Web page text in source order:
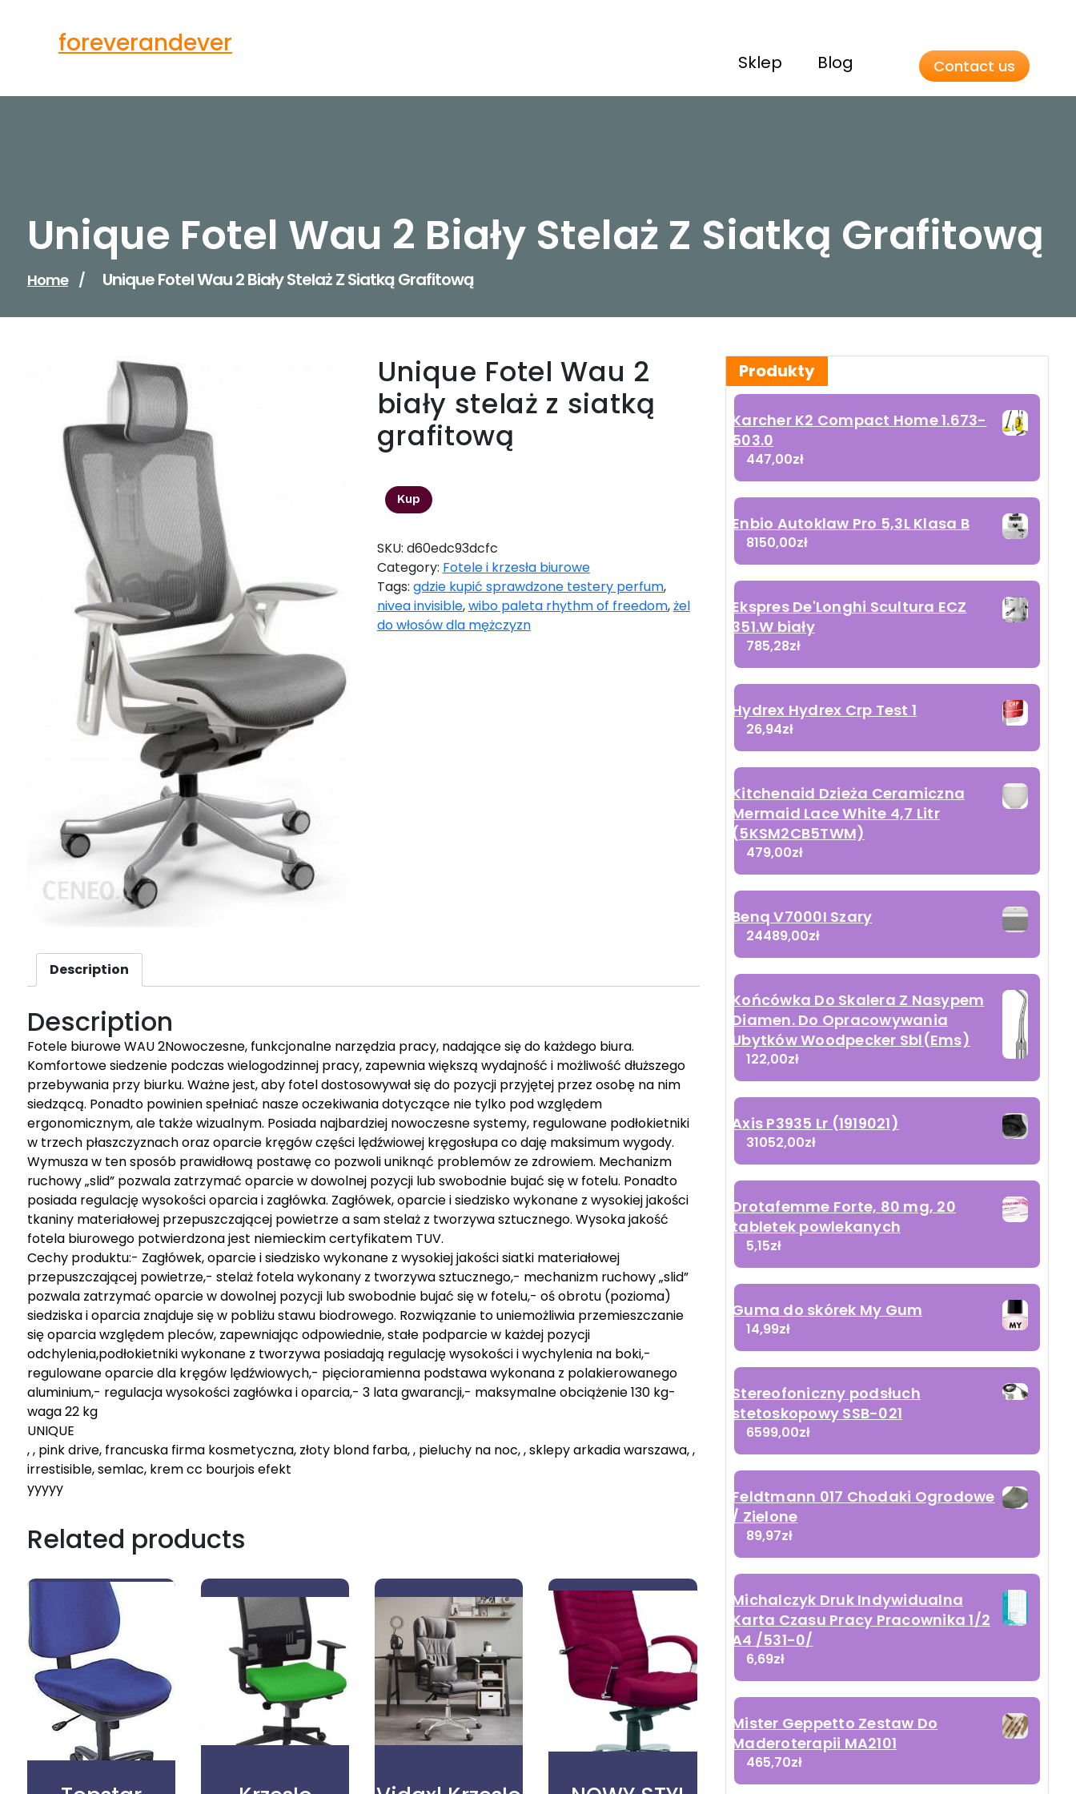
foreverandever
Sklep Blog Contact us
Unique Fotel Wau 2 Biały Stelaż Z Siatką Grafitową
Home / Unique Fotel Wau 2 Biały Stelaż Z Siatką Grafitową
Unique Fotel Wau 2
biały stelaż z siatką
grafitową
Kup
SKU: d60edc93dcfc
Category: Fotele i krzesła biurowe
Tags: gdzie kupić sprawdzone testery perfum,
nivea invisible,wibo paleta rhythm of freedom,żel
do włosów dla mężczyzn
Description
Description
Fotele biurowe WAU 2Nowoczesne, funkcjonalne narzędzia pracy, nadające się do każdego biura.
Komfortowe siedzenie podczas wielogodzinnej pracy, zapewnia większą wydajność i możliwość dłuższego
przebywania przy biurku. Ważne jest, aby fotel dostosowywał się do pozycji przyjętej przez osobę na nim
siedzącą. Ponadto powinien spełniać nasze oczekiwania dotyczące nie tylko pod względem
ergonomicznym, ale także wizualnym. Posiada najbardziej nowoczesne systemy, regulowane podłokietniki
w trzech płaszczyznach oraz oparcie kręgów części lędźwiowej kręgosłupa co daję maksimum wygody.
Wymusza w ten sposób prawidłową postawę co pozwoli uniknąć problemów ze zdrowiem. Mechanizm
ruchowy „slid” pozwala zatrzymać oparcie w dowolnej pozycji lub swobodnie bujać się w fotelu. Ponadto
posiada regulację wysokości oparcia i zagłówka. Zagłówek, oparcie i siedzisko wykonane z wysokiej jakości
tkaniny materiałowej przepuszczającej powietrze a sam stelaż z tworzywa sztucznego. Wysoka jakość
fotela biurowego potwierdzona jest niemieckim certyfikatem TUV.
Cechy produktu:- Zagłówek, oparcie i siedzisko wykonane z wysokiej jakości siatki materiałowej
przepuszczającej powietrze,- stelaż fotela wykonany z tworzywa sztucznego,- mechanizm ruchowy „slid”
pozwala zatrzymać oparcie w dowolnej pozycji lub swobodnie bujać się w fotelu,- oś obrotu (pozioma)
siedziska i oparcia znajduje się w pobliżu stawu biodrowego. Rozwiązanie to uniemożliwia przemieszczanie
się oparcia względem pleców, zapewniając odpowiednie, stałe podparcie w każdej pozycji
odchylenia,podłokietniki wykonane z tworzywa posiadają regulację wysokości i wychylenia na boki,-
regulowane oparcie dla kręgów lędźwiowych,- pięcioramienna podstawa wykonana z polakierowanego
aluminium,- regulacja wysokości zagłówka i oparcia,- 3 lata gwarancji,- maksymalne obciążenie 130 kg-
waga 22 kg
UNIQUE
, , pink drive, francuska firma kosmetyczna, złoty blond farba, , pieluchy na noc, , sklepy arkadia warszawa, ,
irrestisible, semlac, krem cc bourjois efekt
yyyyy
Related products
Produkty
Karcher K2 Compact Home 1.673-
503.0
447,00zł
Enbio Autoklaw Pro 5,3L Klasa B
8150,00zł
Ekspres De'Longhi Scultura ECZ
351.W biały
785,28zł
Hydrex Hydrex Crp Test 1
26,94zł
Kitchenaid Dzieża Ceramiczna
Mermaid Lace White 4,7 Litr
(5KSM2CB5TWM)
479,00zł
Benq V7000I Szary
24489,00zł
Końcówka Do Skalera Z Nasypem
Diamen. Do Opracowywania
Ubytków Woodpecker Sbl(Ems)
122,00zł
Axis P3935 Lr (1919021)
31052,00zł
Drotafemme Forte, 80 mg, 20
tabletek powlekanych
5,15zł
Guma do skórek My Gum
14,99zł
Stereofoniczny podsłuch
stetoskopowy SSB-021
6599,00zł
Feldtmann 017 Chodaki Ogrodowe
/ Zielone
89,97zł
Michalczyk Druk Indywidualna
Karta Czasu Pracy Pracownika 1/2
A4 /531-0/
6,69zł
Mister Geppetto Zestaw Do
Maderoterapii MA2101
465,70zł